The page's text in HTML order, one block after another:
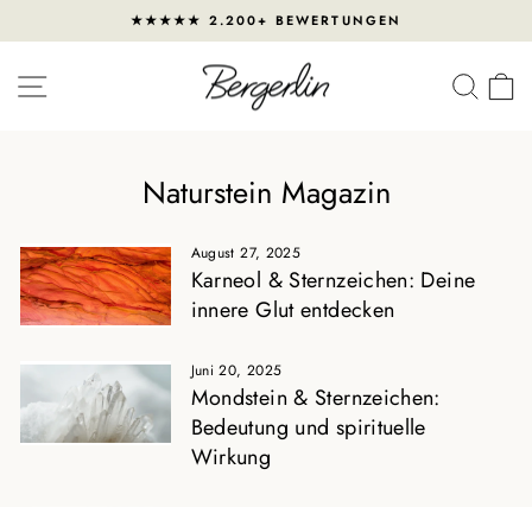
Pause
Diashow
★★★★★ 2.200+ BEWERTUNGEN
SEITENNAVIGATION
Naturstein Magazin
August 27, 2025
Karneol & Sternzeichen: Deine
innere Glut entdecken
Juni 20, 2025
Mondstein & Sternzeichen:
Bedeutung und spirituelle
Wirkung